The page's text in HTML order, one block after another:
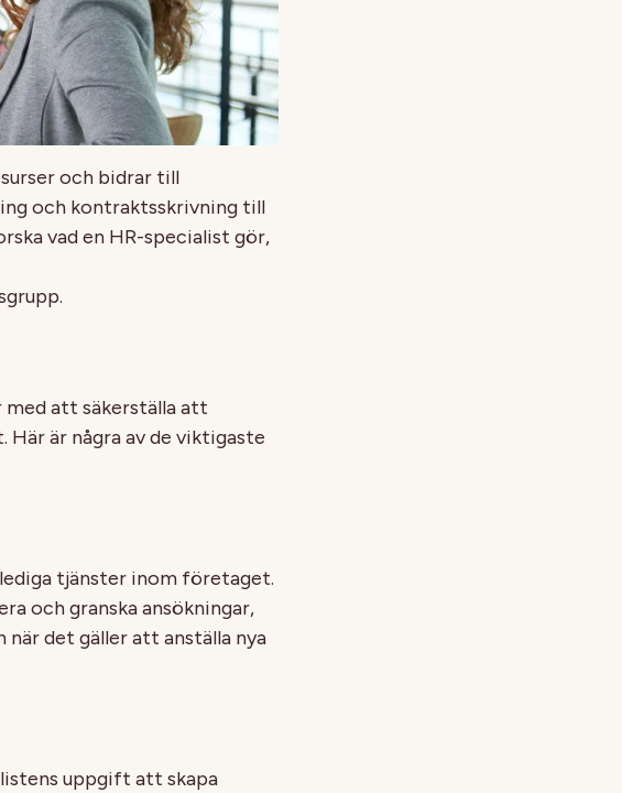
och bidrar till
och kontraktsskrivning till
vad en HR-specialist gör,
att säkerställa att
är några av de viktigaste
tjänster inom företaget.
och granska ansökningar,
det gäller att anställa nya
uppgift att skapa